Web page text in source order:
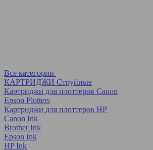
Все категории
КАРТРИДЖИ Струйные
Картриджи для плоттеров Canon
Epson Plotters
Картриджи для плоттеров HP
Canon Ink
Brother Ink
Epson Ink
HP Ink